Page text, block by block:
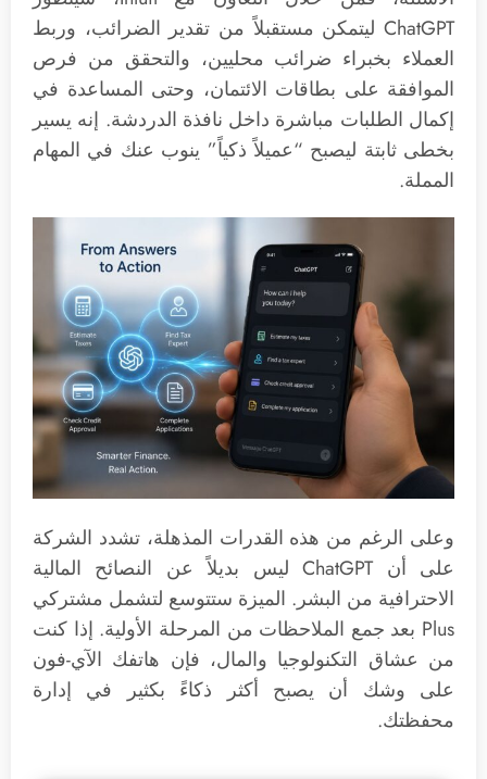
ChatGPT ليتمكن مستقبلاً من تقدير الضرائب، وربط
العملاء بخبراء ضرائب محليين، والتحقق من فرص
الموافقة على بطاقات الائتمان، وحتى المساعدة في
إكمال الطلبات مباشرة داخل نافذة الدردشة. إنه يسير
بخطى ثابتة ليصبح “عميلاً ذكياً” ينوب عنك في المهام
المملة.
وعلى الرغم من هذه القدرات المذهلة، تشدد الشركة
على أن ChatGPT ليس بديلاً عن النصائح المالية
الاحترافية من البشر. الميزة ستتوسع لتشمل مشتركي
Plus بعد جمع الملاحظات من المرحلة الأولية. إذا كنت
من عشاق التكنولوجيا والمال، فإن هاتفك الآي-فون
على وشك أن يصبح أكثر ذكاءً بكثير في إدارة
محفظتك.